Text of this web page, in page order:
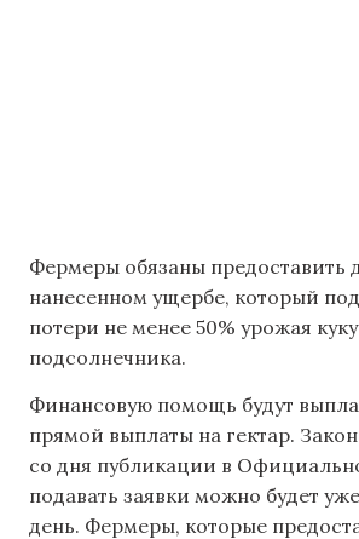
Фермеры обязаны предоставить
нанесенном ущербе, который
потери не менее 50% урожая
подсолнечника.
Финансовую помощь будут
прямой выплаты на гектар.
со дня публикации в
подавать заявки можно будет
день. Фермеры, которые